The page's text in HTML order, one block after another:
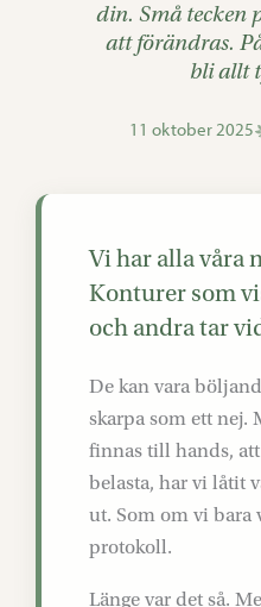
din. Små tecken
att förändras.
bli allt
11 oktober 2025
Vi har alla våra
Konturer som
och andra tar
De kan vara
skarpa som ett nej.
finnas till hands,
belasta, har vi låtit
ut. Som om vi
protokoll.
Länge var det så.